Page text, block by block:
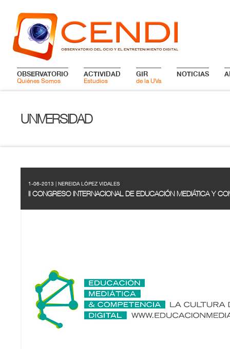
OBSERVATORIO
Quiénes Somos
ACTIVIDAD
Estudios
GIR
de la UVa
NOTICIAS
UNIVERSIDAD
1-06-2013 | NEREIDA LÓPEZ VIDALES
II CONGRESO INTERNACIONAL DE EDUCACIÓN MEDIÁTICA Y